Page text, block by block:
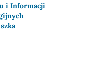
i Informacji